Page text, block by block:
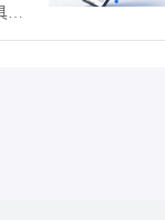
体